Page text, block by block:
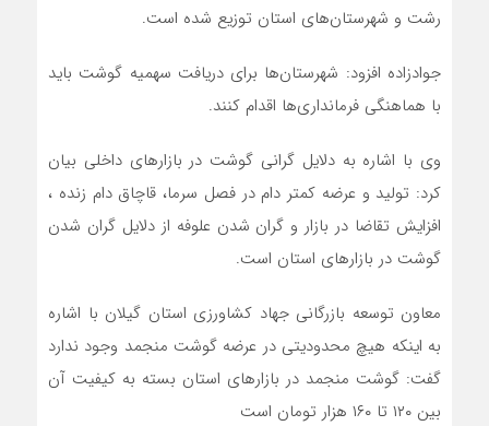
رشت و شهرستان‌های استان توزیع شده است.
جوادزاده افزود: شهرستان‌ها برای دریافت سهمیه گوشت باید
با هماهنگی فرمانداری‌ها اقدام کنند.
وی با اشاره به دلایل گرانی گوشت در بازار‌های داخلی بیان
کرد: تولید و عرضه کمتر دام در فصل سرما، قاچاق دام زنده ،
افزایش تقاضا در بازار و گران شدن علوفه از دلایل گران شدن
گوشت در بازار‌های استان است.
معاون توسعه بازرگانی جهاد کشاورزی استان گیلان با اشاره
به اینکه هیچ محدودیتی در عرضه گوشت منجمد وجود ندارد
گفت: گوشت منجمد در بازار‌های استان بسته به کیفیت آن
بین ۱۲۰ تا ۱۶۰ هزار تومان است